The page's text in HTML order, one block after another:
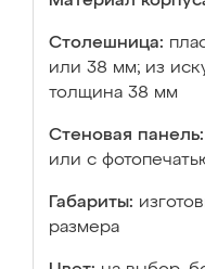
Столешница:
или 38 мм; из
толщина 38 мм
Стеновая панель:
или с
Габариты:
размера